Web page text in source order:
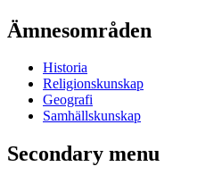
Ämnesområden
Historia
Religionskunskap
Geografi
Samhällskunskap
Secondary menu